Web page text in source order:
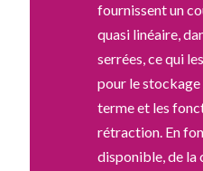
fournissent un
quasi linéaire,
serrées, ce qui
pour le
terme et les
rétraction. En
disponible, de la